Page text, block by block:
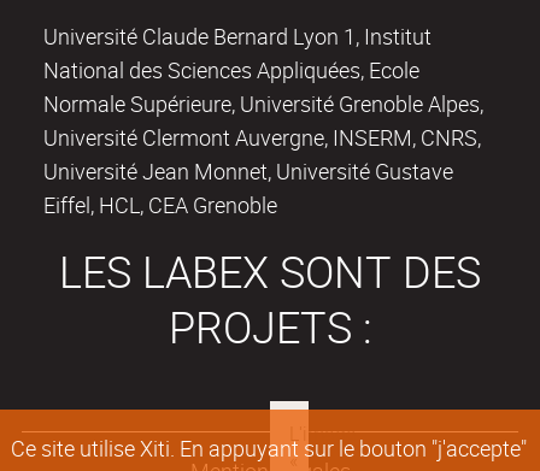
Ce site utilise Xiti. En appuyant sur le bouton "j'accepte"
Université Claude Bernard Lyon 1, Institut
National des Sciences Appliquées, Ecole
Normale Supérieure, Université Grenoble Alpes,
Université Clermont Auvergne, INSERM, CNRS,
Université Jean Monnet, Université Gustave
Eiffel, HCL, CEA Grenoble
LES LABEX SONT DES
PROJETS :